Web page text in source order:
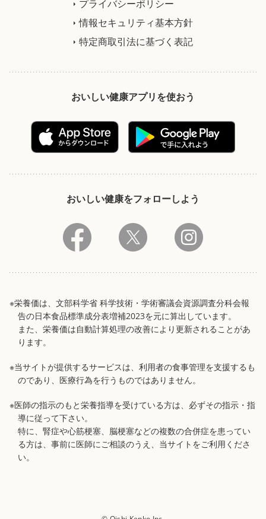
プライバシーポリシー
情報セキュリティ基本方針
特定商取引法に基づく表記
おいしい健康アプリを使おう
おいしい健康をフォローしよう
※栄養価は、文部科学省 科学技術・学術審議会資源調査分科会報
告の日本食品標準成分表増補2023を元に算出しています。
また、栄養価は自動計算処理の改善により更新されることがあ
ります。
※当サイトが提供するサービスは、利用者の食事管理を支援するも
のであり、医療行為を行うものではありません。
※医師の指示のもと栄養指導を受けている方は、必ずその指示・指
導に従って下さい。
特に、腎症や心筋梗塞、脳梗塞などの複数の合併症を患ってい
る方は、事前に医師にご相談のうえ、当サイトをご利用くださ
い。